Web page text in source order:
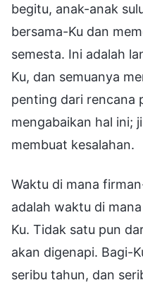
begitu, anak-anak
bersama-Ku dan
semesta. Ini adalah
Ku, dan semuanya
penting dari rencana
mengabaikan hal ini;
membuat kesalahan.
Waktu di mana
adalah waktu di
Ku. Tidak satu pun
akan digenapi. Bagi-
seribu tahun, dan